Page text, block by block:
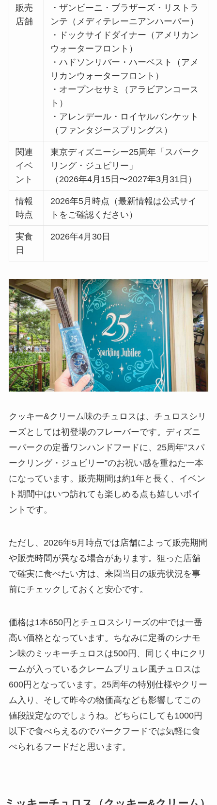
販売
店舗
・ザンビーニ・ブラザーズ・リストラ
ンテ（メディテレーニアンハーバー）
・ドックサイドダイナー（アメリカン
ウォーターフロント）
・ハドソンリバー・ハーベスト（アメ
リカンウォーターフロント）
・オープンセサミ（アラビアンコース
ト）
・アレンデール・ロイヤルバンケット
（ファンタジースプリングス）
関連
イベ
ント
東京ディズニーシー25周年「スパーク
リング・ジュビリー」
（2026年4月15日〜2027年3月31日）
情報
時点
2026年5月時点（最新情報は公式サイ
トをご確認ください）
実食
日
2026年4月30日
クッキー&クリーム味のチュロスは、チュロスシリ
ーズとしては初登場のフレーバーです。ディズニ
ーパークの定番ワンハンドフードに、25周年”スパ
ークリング・ジュビリー”のお祝い感を重ねた一本
になっています。販売期間は約1年と長く、イベン
ト期間中はいつ訪れても楽しめる点も嬉しいポイ
ントです。
ただし、2026年5月時点では店舗によって販売期間
や販売時間が異なる場合があります。狙った店舗
で確実に食べたい方は、来園当日の販売状況を事
前にチェックしておくと安心です。
価格は1本650円とチュロスシリーズの中では一番
高い価格となっています。ちなみに定番のシナモ
ン味のミッキーチュロスは500円、同じく中にクリ
ームが入っているクレームブリュレ風チュロスは
600円となっています。25周年の特別仕様やクリー
ム入り、そして昨今の物価高なども影響してこの
値段設定なのでしょうね。どちらにしても1000円
以下で食べらえるのでパークフードでは気軽に食
べられるフードだと思います。